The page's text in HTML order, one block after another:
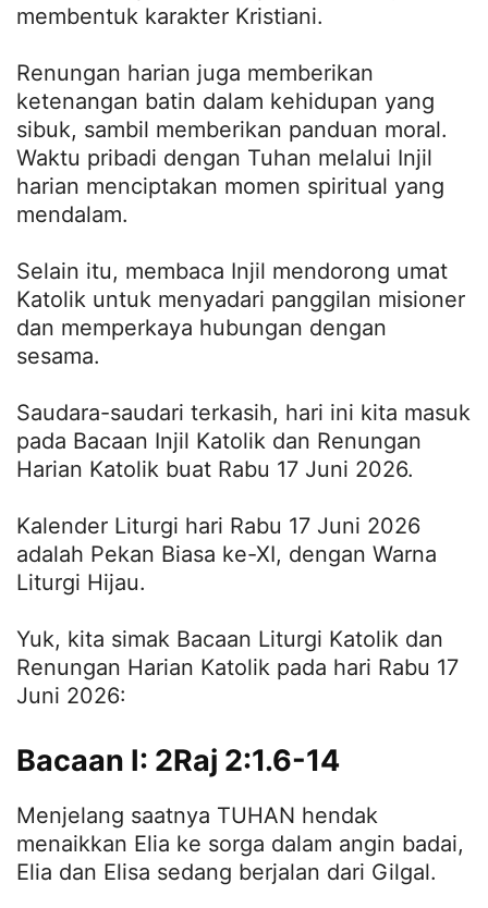
membentuk karakter Kristiani.
Renungan harian juga memberikan
ketenangan batin dalam kehidupan yang
sibuk, sambil memberikan panduan moral.
Waktu pribadi dengan Tuhan melalui Injil
harian menciptakan momen spiritual yang
mendalam.
Selain itu, membaca Injil mendorong umat
Katolik untuk menyadari panggilan misioner
dan memperkaya hubungan dengan
sesama.
Saudara-saudari terkasih, hari ini kita masuk
pada Bacaan Injil Katolik dan Renungan
Harian Katolik buat Rabu 17 Juni 2026.
Kalender Liturgi hari Rabu 17 Juni 2026
adalah Pekan Biasa ke-XI, dengan Warna
Liturgi Hijau.
Yuk, kita simak Bacaan Liturgi Katolik dan
Renungan Harian Katolik pada hari Rabu 17
Juni 2026:
Bacaan I: 2Raj 2:1.6-14
Menjelang saatnya TUHAN hendak
menaikkan Elia ke sorga dalam angin badai,
Elia dan Elisa sedang berjalan dari Gilgal.